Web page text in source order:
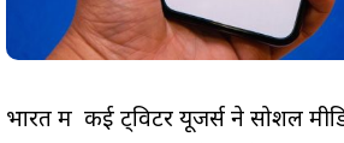
भारत में कई ट्विटर यूजर्स ने सोशल